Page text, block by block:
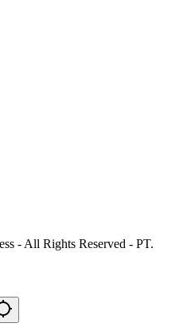
- All Rights Reserved - PT.